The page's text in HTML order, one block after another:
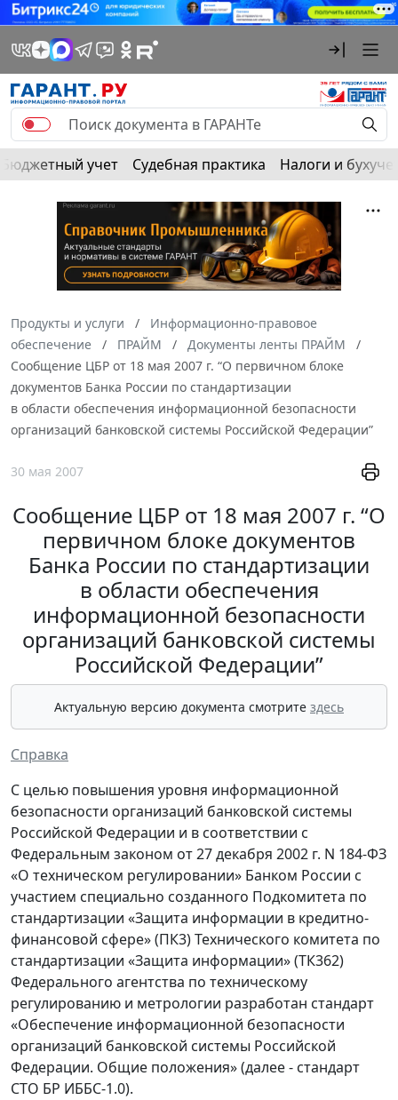
Бюджетный учет Судебная практика Налоги и
Продукты и услуги
Информационно-правовое
обеспечение
ПРАЙМ
Документы ленты ПРАЙМ
Сообщение ЦБР от 18 мая 2007 г. “О первичном блоке
документов Банка России по стандартизации
в области обеспечения информационной безопасности
организаций банковской системы Российской Федерации”
30 мая 2007
Сообщение ЦБР от 18 мая 2007 г. “О
первичном блоке документов
Банка России по стандартизации
в области обеспечения
информационной безопасности
организаций банковской системы
Российской Федерации”
Актуальную версию документа смотрите здесь
Справка
C целью повышения уровня информационной
безопасности организаций банковской системы
Российской Федерации и в соответствии с
Федеральным законом от 27 декабря 2002 г. N 184-ФЗ
«О техническом регулировании» Банком России с
участием специально созданного Подкомитета по
стандартизации «Защита информации в кредитно-
финансовой сфере» (ПК3) Технического комитета по
стандартизации «Защита информации» (ТК362)
Федерального агентства по техническому
регулированию и метрологии разработан стандарт
«Обеспечение информационной безопасности
организаций банковской системы Российской
Федерации. Общие положения» (далее - стандарт
СТО БР ИББС-1.0).